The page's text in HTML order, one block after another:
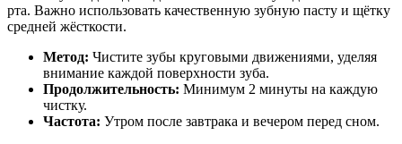
рта. Важно использовать качественную зубную пасту и щётку
средней жёсткости.
Метод: Чистите зубы круговыми движениями, уделяя
внимание каждой поверхности зуба.
Продолжительность: Минимум 2 минуты на каждую
чистку.
Частота: Утром после завтрака и вечером перед сном.